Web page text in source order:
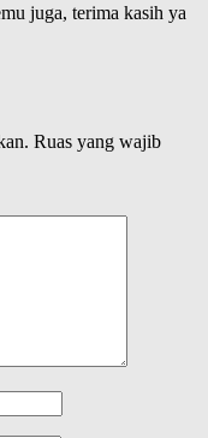
juga, terima kasih ya
Ruas yang wajib